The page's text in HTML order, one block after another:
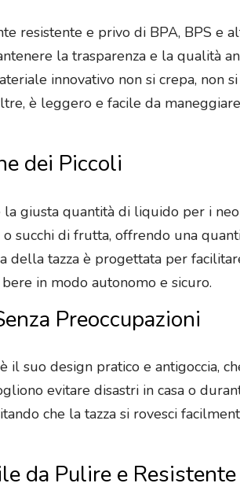
resistente e privo di BPA, BPS e
la trasparenza e la qualità
innovativo non si crepa, non
è leggero e facile da
dei Piccoli
giusta quantità di liquido per i
succhi di frutta, offrendo una
della tazza è progettata per
in modo autonomo e sicuro.
Preoccupazioni
suo design pratico e antigoccia,
evitare disastri in casa o
che la tazza si rovesci
da Pulire e